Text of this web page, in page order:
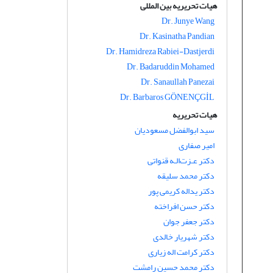
هیات تحریریه بین المللی
Dr. Junye Wang
Dr. Kasinatha Pandian
Dr. Hamidreza Rabiei-Dastjerdi
Dr. Badaruddin Mohamed
Dr. Sanaullah Panezai
Dr. Barbaros GÖNENÇGİL
هیات تحریریه
سید ابوالفضل مسعودیان
امیر صفاری
دکتر عـزت‌الـه قنواتی
دکتر محمد سلیقه
دکتر یداله کریمی پور
دکتر حسن افراخته
دکتر جعفر جوان
دکتر شهریار خالدی
دکتر کرامت اله زیاری
دکتر محمد حسین رامشت